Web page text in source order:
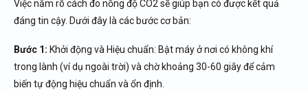
Việc nắm rõ cách đo nồng độ CO2 sẽ giúp bạn có được kết quả
đáng tin cậy. Dưới đây là các bước cơ bản:
Bước 1: Khởi động và Hiệu chuẩn: Bật máy ở nơi có không khí
trong lành (ví dụ ngoài trời) và chờ khoảng 30-60 giây để cảm
biến tự động hiệu chuẩn và ổn định.